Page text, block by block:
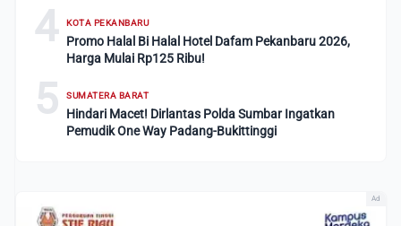
4 KOTA PEKANBARU
Promo Halal Bi Halal Hotel Dafam Pekanbaru 2026,
Harga Mulai Rp125 Ribu!
5 SUMATERA BARAT
Hindari Macet! Dirlantas Polda Sumbar Ingatkan
Pemudik One Way Padang-Bukittinggi
Ad